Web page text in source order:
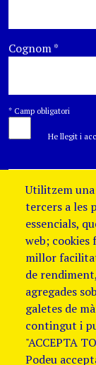
Cognom*
* Camp obligatori
He llegit i
Utilitzem una
tercers a les
essencials,
web;
millor
de
agregades
galetes de
contingut i
"ACCEPTA
Podeu